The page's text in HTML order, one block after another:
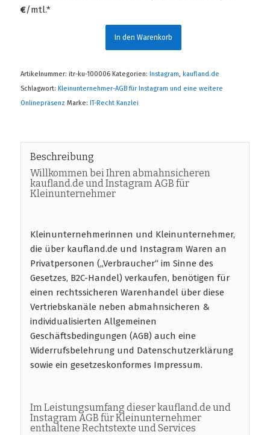
€/mtl.*
In den Warenkorb
Artikelnummer: itr-ku-100006 Kategorien: Instagram, kaufland.de
Schlagwort: Kleinunternehmer-AGB für Instagram und eine weitere
Onlinepräsenz Marke: IT-Recht Kanzlei
Beschreibung
Willkommen bei Ihren abmahnsicheren
kaufland.de und Instagram AGB für
Kleinunternehmer
Kleinunternehmerinnen und Kleinunternehmer,
die über kaufland.de und Instagram Waren an
Privatpersonen („Verbraucher“ im Sinne des
Gesetzes, B2C-Handel) verkaufen, benötigen für
einen rechtssicheren Warenhandel über diese
Vertriebskanäle neben abmahnsicheren &
individualisierten Allgemeinen
Geschäftsbedingungen (AGB) auch eine
Widerrufsbelehrung und Datenschutzerklärung
sowie ein gesetzeskonformes Impressum.
Im Leistungsumfang dieser kaufland.de und
Instagram AGB für Kleinunternehmer
enthaltene Rechtstexte und Services